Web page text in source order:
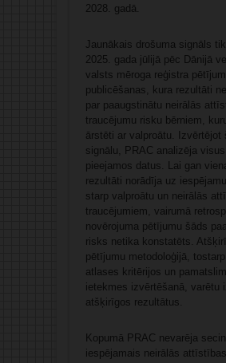
2028. gadā.
Jaunākais drošuma signāls
2025. gada jūlijā pēc Dānijā
valsts mēroga reģistra
publicēšanas, kura rezultāti
par paaugstinātu neirālās
traucējumu risku bērniem,
ārstēti ar valproātu. Izvērtējot
signālu, PRAC analizēja
pieejamos datus. Lai gan
rezultāti norādīja uz
starp valproātu un neirālās
traucējumiem, vairumā
novērojuma pētījumu šāds
risks netika konstatēts.
pētījumu metodoloģijā,
atlases kritērijos un
ietekmes izvērtēšanā, varētu
atšķirīgos rezultātus.
Kopumā PRAC nevarēja
iespējamais neirālās attīstības